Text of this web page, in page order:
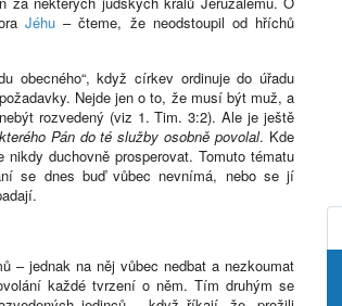
Jéhu – čteme, že neodstoupil od hříchů
obecného“, když církev ordinuje do úřadu
Nejde jen o to, že musí být muž, a
rozvedený (viz 1. Tim. 3:2). Ale je ještě
Pán do té služby osobně povolal. Kde
duchovně prosperovat. Tomuto tématu
se dnes buď vůbec nevnímá, nebo se jí
– jednak na něj vůbec nedbat a nezkoumat
každé tvrzení o něm. Tím druhým se